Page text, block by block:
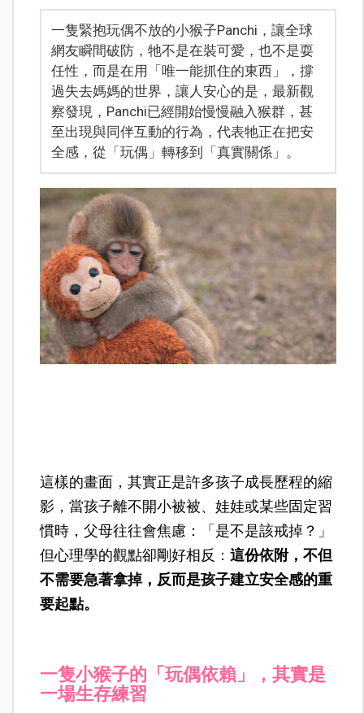
一隻緊抱玩偶不放的小猴子Panchi，讓全球
網友瞬間破防，牠不是在裝可愛，也不是耍
任性，而是在用「唯一能抓住的東西」，撐
過失去媽媽的世界，讓人安心的是，最新觀
察發現，Panchi已經開始慢慢融入猴群，甚
至出現與同伴互動的行為，代表牠正在把安
全感，從「玩偶」轉移到「真實關係」。
這樣的畫面，其實正是許多孩子成長歷程的縮
影，當孩子離不開小被被、娃娃或某些固定習
慣時，父母往往會焦慮：「是不是該戒掉？」
但心理學的觀點卻剛好相反：這份依附，不但
不需要急著拿掉，反而是孩子建立安全感的重
要起點。
一隻小猴子的「玩偶依賴」，其實是
一場生存練習